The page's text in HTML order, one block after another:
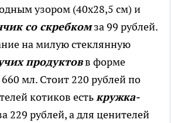
узором (40x28,5 см) и
со скребкомза 99 рублей.
на милую стеклянную
продуктовв форме
мл. Стоит 220 рублей по
котиков естькружка-
229 рублей, а для ценителей